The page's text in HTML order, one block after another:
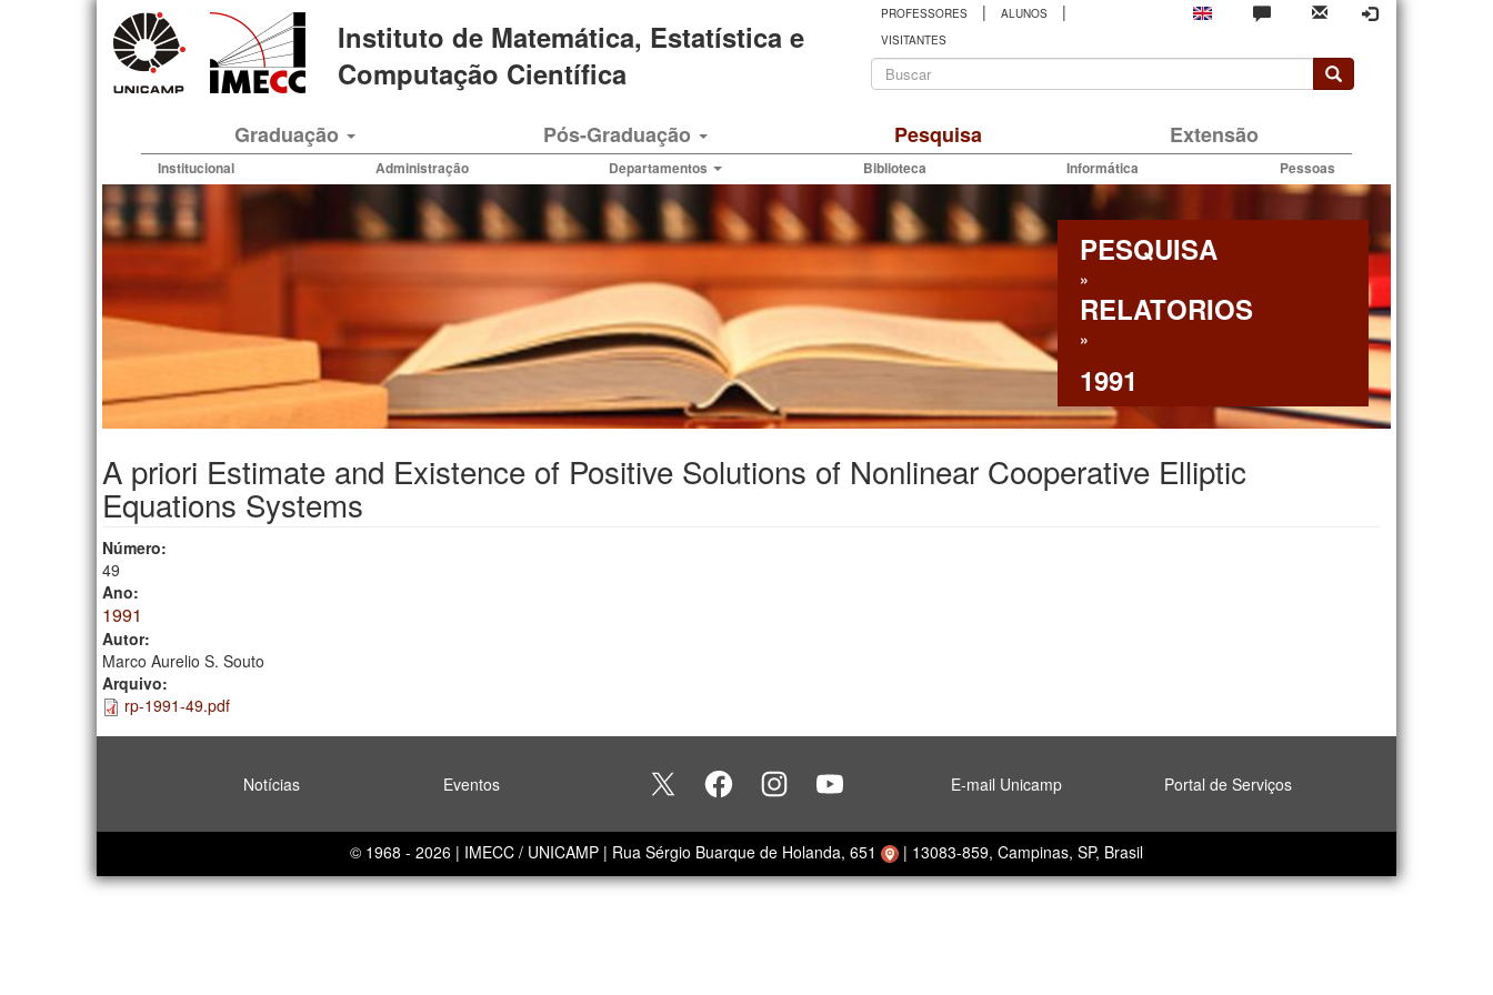
Instituto de Matemática, Estatística e
Computação Científica
PROFESSORES | ALUNOS |
VISITANTES
Formulário
busca
Graduação Pós-Graduação Pesquisa Extensão
Institucional Administração Departamentos Biblioteca Informática Pessoas
PESQUISA
»
RELATORIOS
»
1991
A priori Estimate and Existence of Positive Solutions of Nonlinear Cooperative Elliptic
Equations Systems
Número:
49
Ano:
1991
Autor:
Marco Aurelio S. Souto
Arquivo:
rp-1991-49.pdf
Notícias Eventos E-mail Unicamp Portal de Serviços
© 1968 - 2026 | IMECC / UNICAMP | Rua Sérgio Buarque de Holanda, 651 | 13083-859, Campinas, SP, Brasil